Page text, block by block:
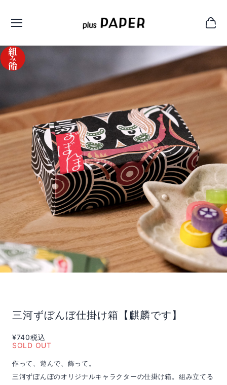
三河ずぼんぼ仕掛け箱【麒麟です】
¥740税込
SOLD OUT
作って、遊んで、飾って。
三河ずぼんぼのオリジナルキャラクターの仕掛け箱。組み立てる